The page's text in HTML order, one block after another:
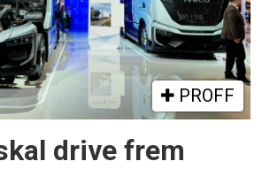
PROFF
drive frem